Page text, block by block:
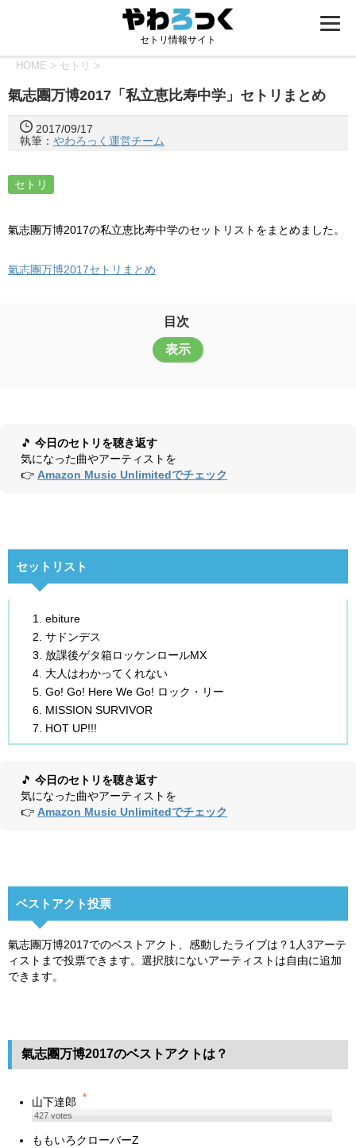
セトリ情報サイト
HOME > セトリ >
氣志團万博2017「私立恵比寿中学」セトリまとめ
2017/09/17
執筆： やわろっく運営チーム
セトリ
氣志團万博2017の私立恵比寿中学のセットリストをまとめました。
氣志團万博2017セトリまとめ
目次
表示
🎵 今日のセトリを聴き返す
気になった曲やアーティストを
👉 Amazon Music Unlimitedでチェック
セットリスト
ebiture
サドンデス
放課後ゲタ箱ロッケンロールMX
大人はわかってくれない
Go! Go! Here We Go! ロック・リー
MISSION SURVIVOR
HOT UP!!!
🎵 今日のセトリを聴き返す
気になった曲やアーティストを
👉 Amazon Music Unlimitedでチェック
ベストアクト投票
氣志團万博2017でのベストアクト、感動したライブは？1人3アーテ
ィストまで投票できます。選択肢にないアーティストは自由に追加
できます。
氣志團万博2017のベストアクトは？
山下達郎 *
427votes
ももいろクローバーZ